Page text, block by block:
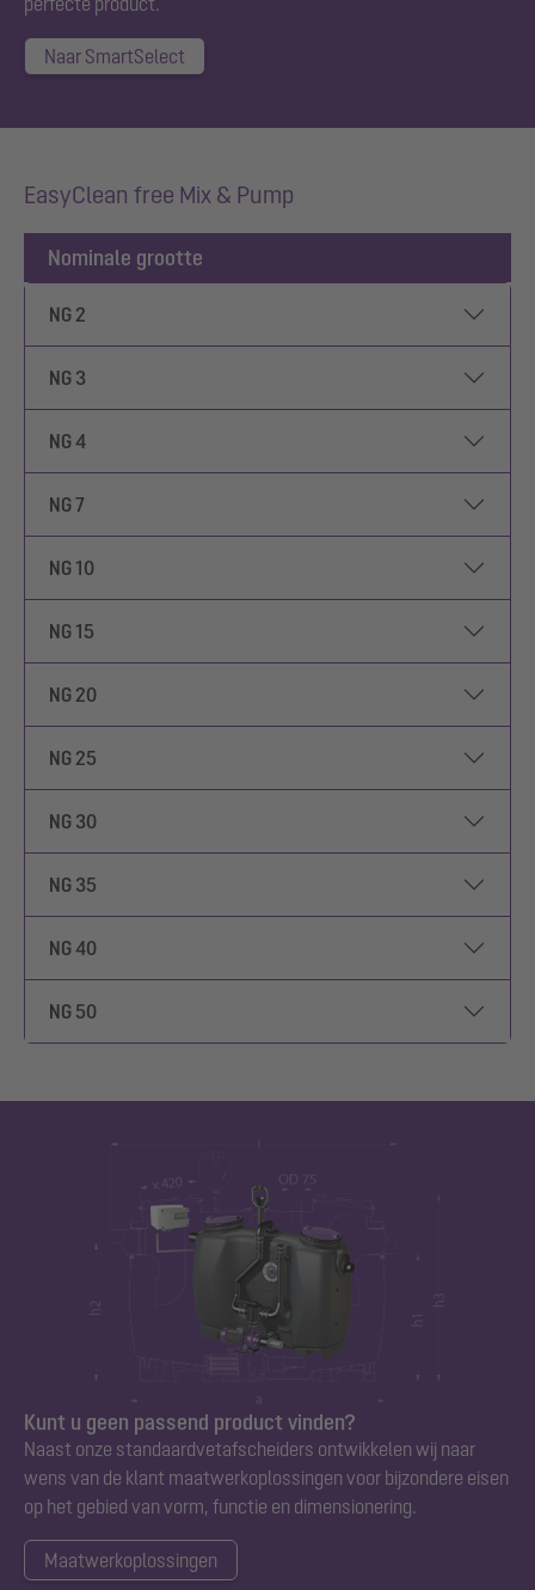
Naar SmartSelect
EasyClean free Mix & Pump
Nominale grootte
NG 2
NG 3
NG 4
NG 7
NG 10
NG 15
NG 20
NG 25
NG 30
NG 35
NG 40
NG 50
Kunt u geen passend product vinden?
Naast onze standaardvetafscheiders ontwikkelen wij naar
wens van de klant maatwerkoplossingen voor bijzondere eisen
op het gebied van vorm, functie en dimensionering.
Maatwerkoplossingen